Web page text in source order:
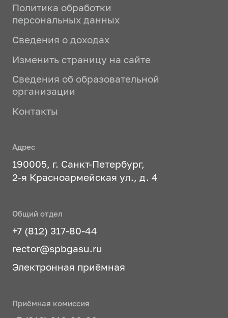
Политика обработки
персональных данных
Сведения о доходах
Изменить страницу на сайте
Сведения об образовательной
организации
Контакты
Адрес
190005, г. Санкт-Петербург,
2-я Красноармейская ул., д. 4
Общий отдел
+7 (812) 317-80-44
rector@spbgasu.ru
Электронная приёмная
Приёмная комиссия